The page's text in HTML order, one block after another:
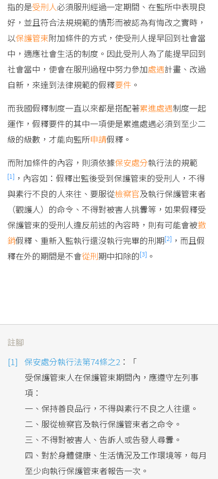
指的是受刑人必須服刑經過一定期間、在監所中表現良
好，並且符合法規規範的情形而被認為有悔改之實時，
以保護管束附加條件的方式，使受刑人提早回到社會當
中，適應社會生活的制度。因此受刑人為了能提早回到
社會當中，便會在服刑過程中努力參加處遇計畫、改過
自新，來達到法律規範的假釋要件 。
而我國假釋制度一直以來都是搭配著累進處遇制度一起
運作，假釋要件的其中一項便是累進處遇必須到至少二
級的級數，才能向監所申請假釋。
而附加條件的內容，則須依據保安處分執行法的規範
[1] ，內容如：假釋出監後受到保護管束的受刑人，不得
與素行不良的人來往、要服從檢察官及執行保護管束者
（觀護人）的命令、不得對被害人挑釁等，如果假釋受
保護管束的受刑人違反前述的內容時，則有可能會被撤
銷假釋、重新入監執行還沒執行完畢的刑期[2] ，而且假
釋在外的期間是不會從刑期中扣除的[3] 。
註腳
保安處分執行法第74條之2 ：「
受保護管束人在保護管束期間內，應遵守左列事
項：
一、保持善良品行，不得與素行不良之人往還。
二、服從檢察官及執行保護管束者之命令。
三、不得對被害人、告訴人或告發人尋釁。
四、對於身體健康、生活情況及工作環境等，每月
至少向執行保護管束者報告一次。